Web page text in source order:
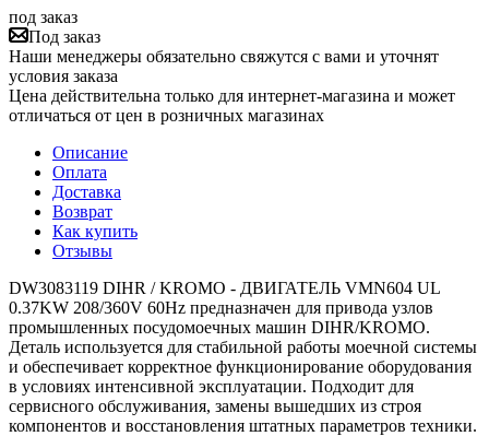
под заказ
Под заказ
Наши менеджеры обязательно свяжутся с вами и уточнят
условия заказа
Цена действительна только для интернет-магазина и может
отличаться от цен в розничных магазинах
Описание
Оплата
Доставка
Возврат
Как купить
Отзывы
DW3083119 DIHR / KROMO - ДВИГАТЕЛЬ VMN604 UL
0.37KW 208/360V 60Hz предназначен для привода узлов
промышленных посудомоечных машин DIHR/KROMO.
Деталь используется для стабильной работы моечной системы
и обеспечивает корректное функционирование оборудования
в условиях интенсивной эксплуатации. Подходит для
сервисного обслуживания, замены вышедших из строя
компонентов и восстановления штатных параметров техники.